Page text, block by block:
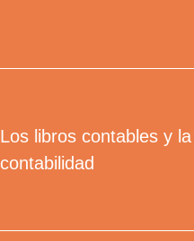
Los libros contables y
contabilidad